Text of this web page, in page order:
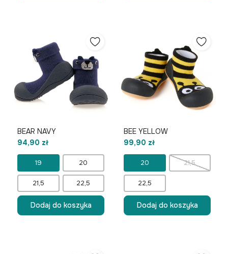
BEAR NAVY
94,90 zł
19 20
21,5 22,5
Dodaj do koszyka
BEE YELLOW
99,90 zł
20 21,5
22,5
Dodaj do koszyka